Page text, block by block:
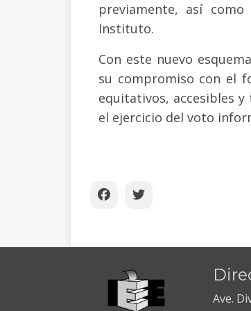
previamente, así
Instituto.
Con este nuevo
su compromiso con el
equitativos, accesibles
el ejercicio del voto
Ave.